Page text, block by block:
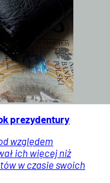
prezydentury
względem
ich więcej niż
w czasie swoich